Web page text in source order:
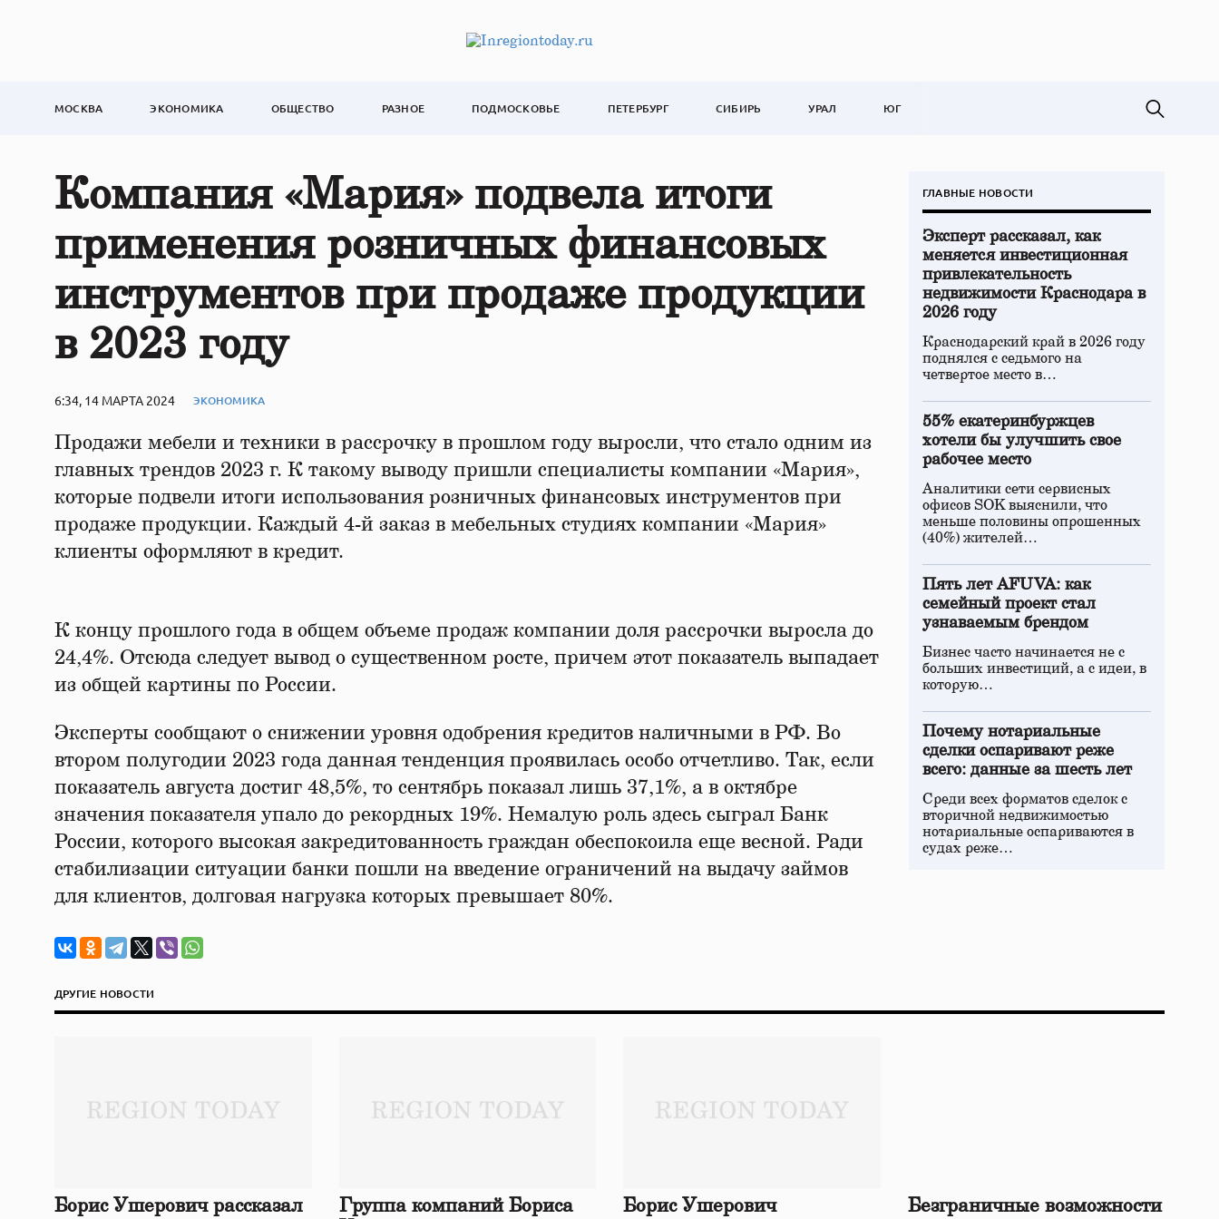
МОСКВА ЭКОНОМИКА ОБЩЕСТВО РАЗНОЕ ПОДМОСКОВЬЕ ПЕТЕРБУРГ СИБИРЬ УРАЛ ЮГ
Компания «Мария» подвела итоги
применения розничных финансовых
инструментов при продаже продукции
в 2023 году
6:34, 14 МАРТА 2024 ЭКОНОМИКА
Продажи мебели и техники в рассрочку в прошлом году выросли, что стало одним из
главных трендов 2023 г. К такому выводу пришли специалисты компании «Мария»,
которые подвели итоги использования розничных финансовых инструментов при
продаже продукции. Каждый 4-й заказ в мебельных студиях компании «Мария»
клиенты оформляют в кредит.
К концу прошлого года в общем объеме продаж компании доля рассрочки выросла до
24,4%. Отсюда следует вывод о существенном росте, причем этот показатель выпадает
из общей картины по России.
Эксперты сообщают о снижении уровня одобрения кредитов наличными в РФ. Во
втором полугодии 2023 года данная тенденция проявилась особо отчетливо. Так, если
показатель августа достиг 48,5%, то сентябрь показал лишь 37,1%, а в октябре
значения показателя упало до рекордных 19%. Немалую роль здесь сыграл Банк
России, которого высокая закредитованность граждан обеспокоила еще весной. Ради
стабилизации ситуации банки пошли на введение ограничений на выдачу займов
для клиентов, долговая нагрузка которых превышает 80%.
ГЛАВНЫЕ НОВОСТИ
Эксперт рассказал, как
меняется инвестиционная
привлекательность
недвижимости Краснодара в
2026 году
Краснодарский край в 2026 году
поднялся с седьмого на
четвертое место в…
55% екатеринбуржцев
хотели бы улучшить свое
рабочее место
Аналитики сети сервисных
офисов SOK выяснили, что
меньше половины опрошенных
(40%) жителей…
Пять лет AFUVA: как
семейный проект стал
узнаваемым брендом
Бизнес часто начинается не с
больших инвестиций, а с идеи, в
которую…
Почему нотариальные
сделки оспаривают реже
всего: данные за шесть лет
Среди всех форматов сделок с
вторичной недвижимостью
нотариальные оспариваются в
судах реже…
ДРУГИЕ НОВОСТИ
Борис Ушерович рассказал
Группа компаний Бориса
Борис Ушерович
Безграничные возможности